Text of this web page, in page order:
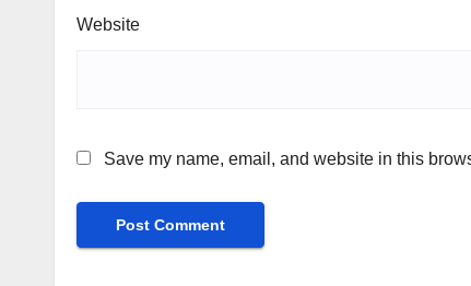
Website
Save my name, email, and website in this